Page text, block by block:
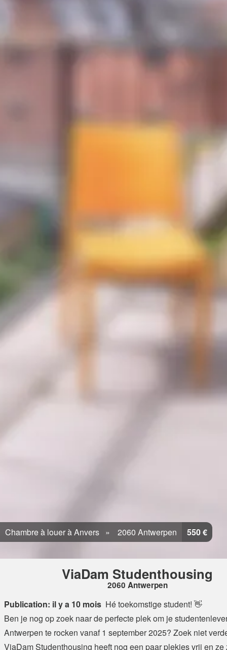
Chambre à louer à Anvers 2060 Antwerpen 550 €
ViaDam Studenthousing
2060 Antwerpen
Publication: il y a 10 mois Hé toekomstige student! 👋
Ben je nog op zoek naar de perfecte plek om je
Antwerpen te rocken vanaf 1 september 2025? Zoek niet
ViaDam Studenthousing heeft nog een paar plekjes vrij en ze